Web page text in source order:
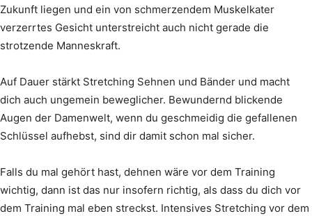
Zukunft liegen und ein von schmerzendem Muskelkater
verzerrtes Gesicht unterstreicht auch nicht gerade die
strotzende Manneskraft.
Auf Dauer stärkt Stretching Sehnen und Bänder und macht
dich auch ungemein beweglicher. Bewundernd blickende
Augen der Damenwelt, wenn du geschmeidig die gefallenen
Schlüssel aufhebst, sind dir damit schon mal sicher.
Falls du mal gehört hast, dehnen wäre vor dem Training
wichtig, dann ist das nur insofern richtig, als dass du dich vor
dem Training mal eben streckst. Intensives Stretching vor dem